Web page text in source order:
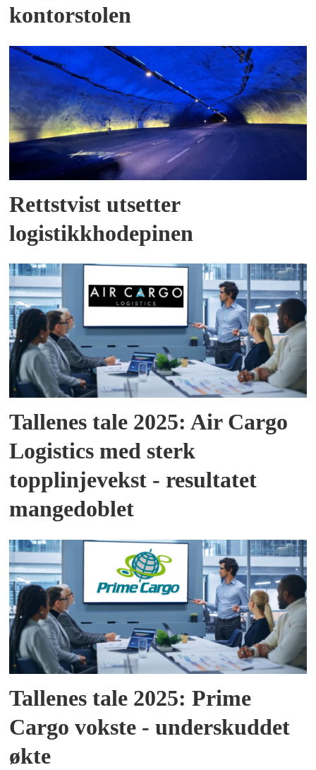
kontorstolen
Rettstvist utsetter
logistikkhodepinen
Tallenes tale 2025: Air Cargo
Logistics med sterk
topplinjevekst - resultatet
mangedoblet
Tallenes tale 2025: Prime
Cargo vokste - underskuddet
økte